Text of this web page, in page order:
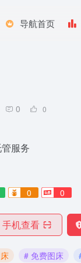
导航首页
0 0
服务
0 0
手机查看
# 免费图床